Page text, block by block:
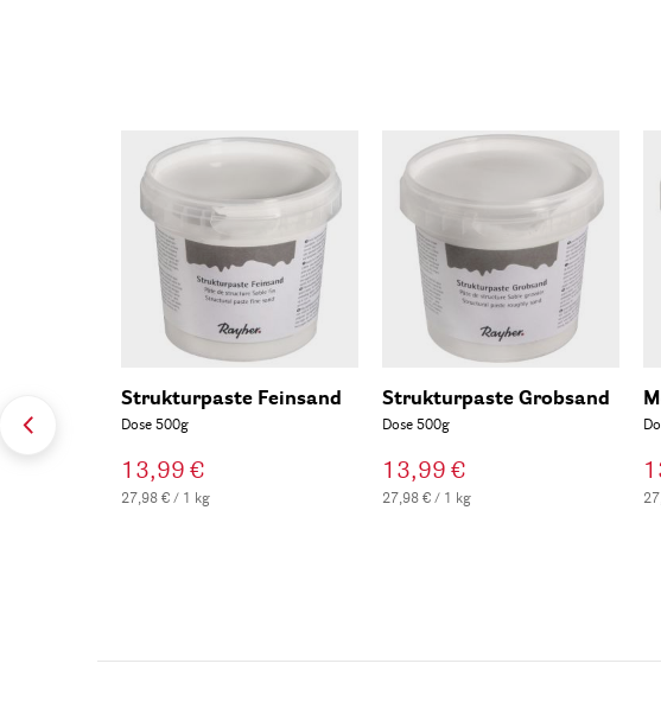
Strukturpaste Feinsand
Dose 500g
13,99 €
27,98 € / 1 kg
Strukturpaste Grobsand
Dose 500g
13,99 €
27,98 € / 1 kg